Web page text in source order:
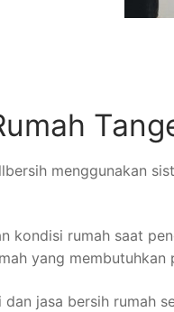
menggunakan
kondisi rumah saat
yang membutuhkan
jasa bersih